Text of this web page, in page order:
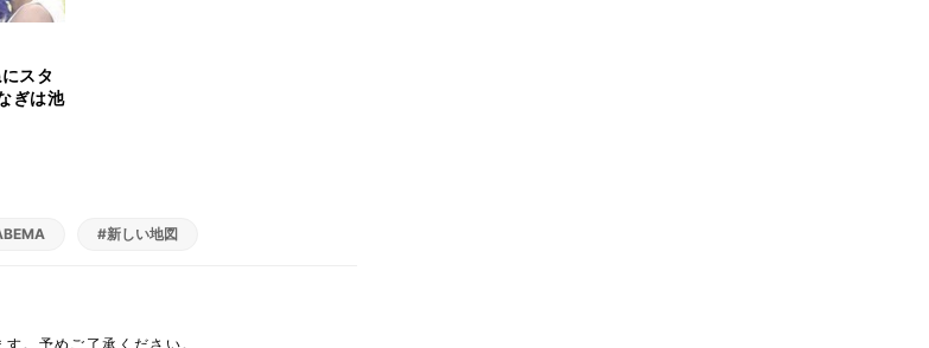
スタ
ぎは池
#新しい地図
。予めご了承ください。